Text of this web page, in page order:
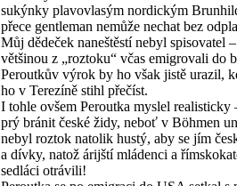
sukýnky plavovlasým nordickým
přece gentleman nemůže nechat bez
Můj dědeček naneštěstí nebyl spisovatel
většinou z „roztoku“ včas emigrovali do
Peroutkův výrok by ho však jistě urazil,
ho v Terezíně stihl přečíst.
I tohle ovšem Peroutka myslel realisticky
prý bránit české židy, neboť v Böhmen
nebyl roztok natolik hustý, aby se jím
a dívky, natož árijští mládenci a
sedláci otrávili!